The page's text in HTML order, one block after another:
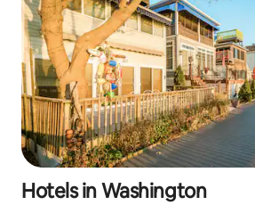
Hotels in Washington